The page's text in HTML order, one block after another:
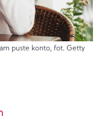
puste konto, fot. Getty